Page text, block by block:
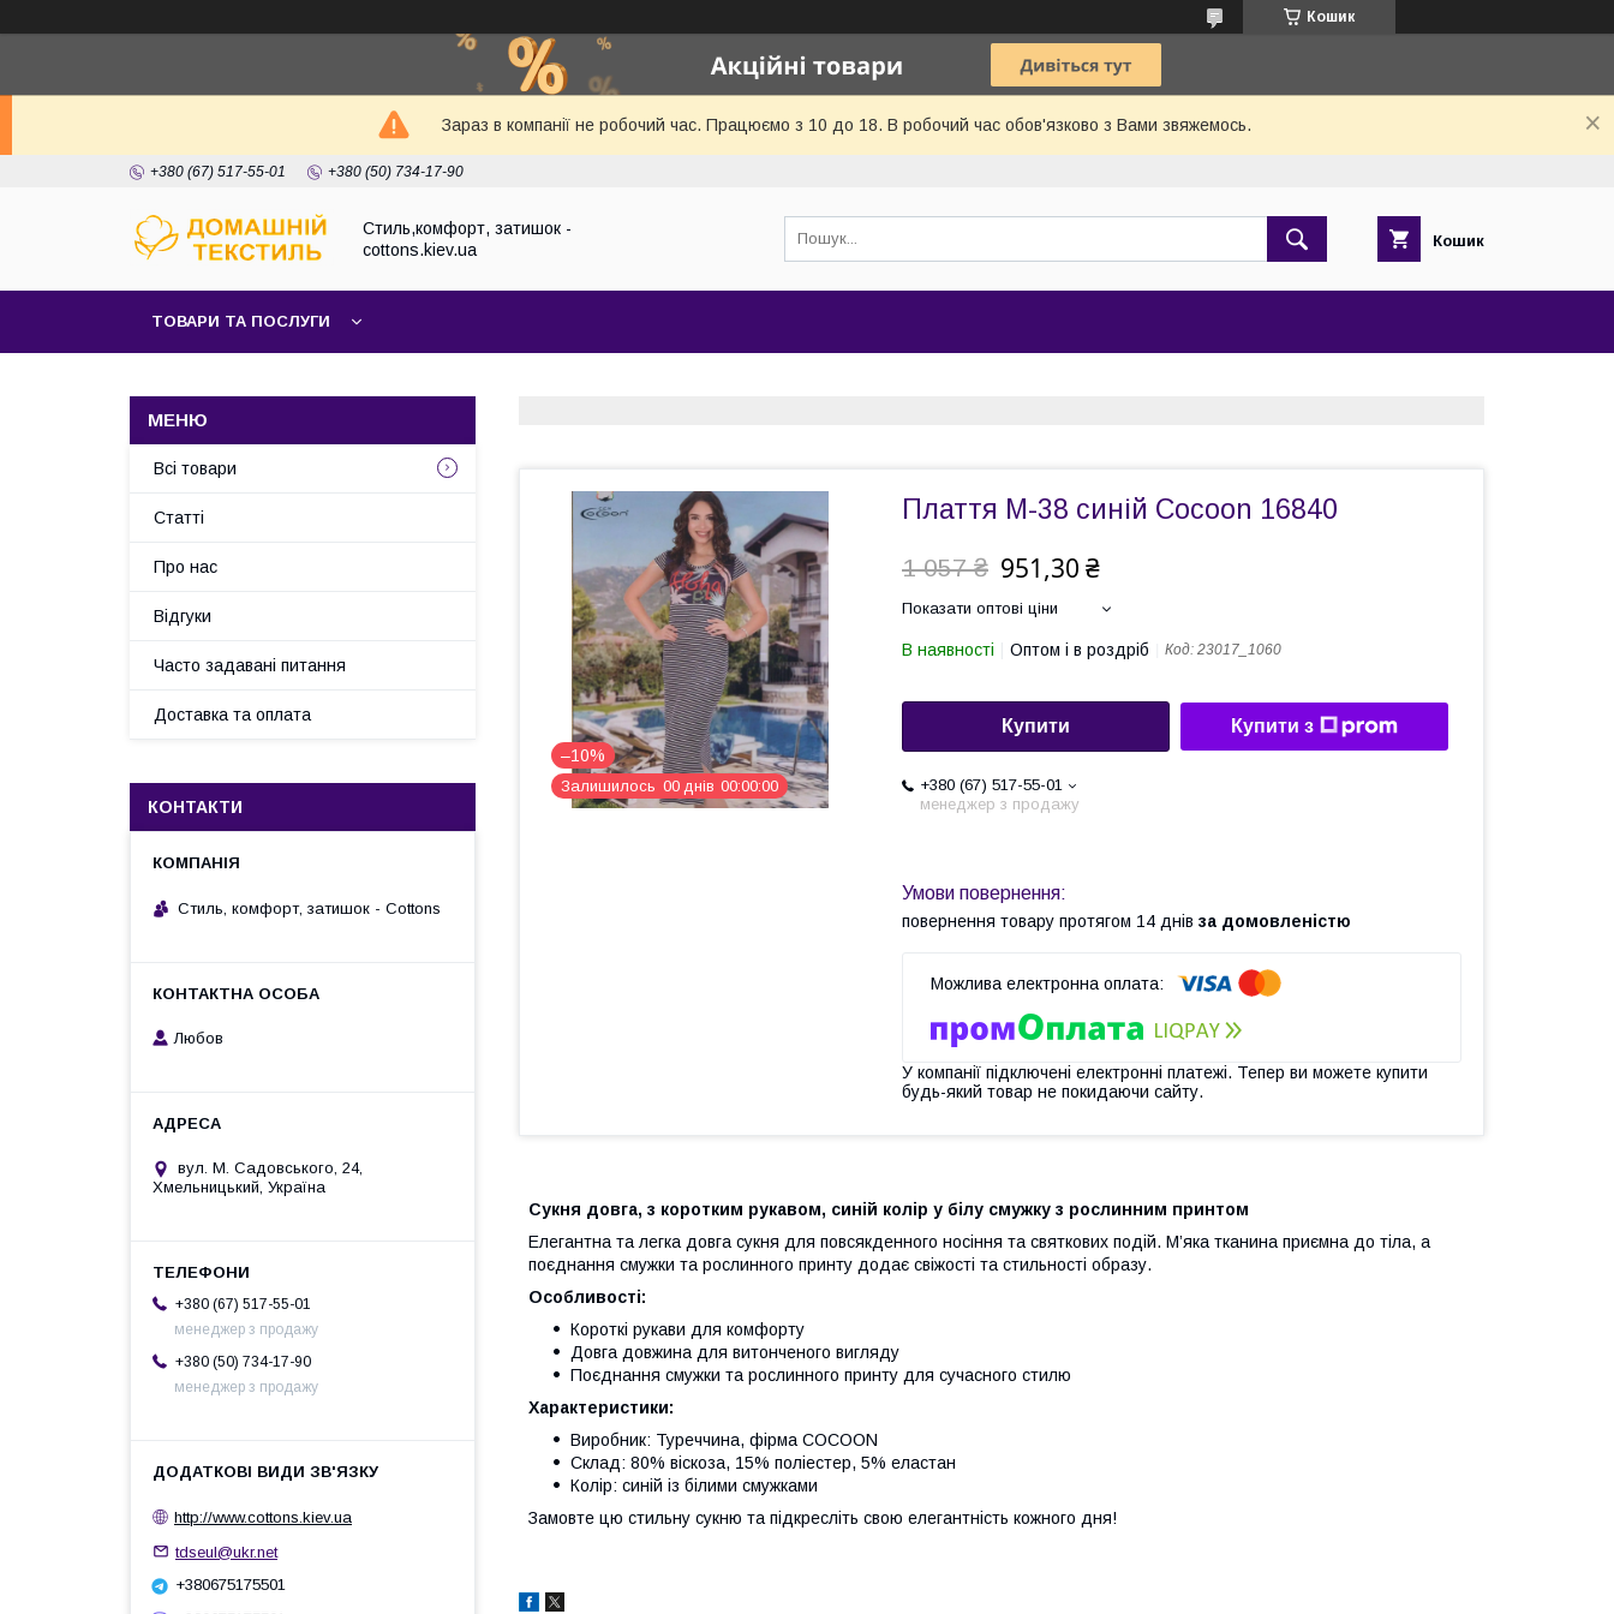
Кошик
Зараз в компанії не робочий час. Працюємо з 10 до 18. В робочий час обов'язково з Вами звяжемось.
+380 (67) 517-55-01 +380 (50) 734-17-90
Стиль,комфорт, затишок -
cottons.kiev.ua
Кошик
ТОВАРИ ТА ПОСЛУГИ
–10%
Залишилось 00 днів 00 00 00
Плаття M-38 синій Cocoon 16840
1 057 ₴ 951,30 ₴
Показати оптові ціни
В наявності Оптом і в роздріб Код: 23017_1060
Купити Купити з
+380 (67) 517-55-01
менеджер з продажу
повернення товару протягом 14 днів за домовленістю
У компанії підключені електронні платежі. Тепер ви можете купити
будь-який товар не покидаючи сайту.
Сукня довга, з коротким рукавом, синій колір у білу смужку з рослинним принтом
Елегантна та легка довга сукня для повсякденного носіння та святкових подій. М’яка тканина приємна до тіла, а
поєднання смужки та рослинного принту додає свіжості та стильності образу.
Особливості:
Короткі рукави для комфорту
Довга довжина для витонченого вигляду
Поєднання смужки та рослинного принту для сучасного стилю
Характеристики:
Виробник: Туреччина, фірма COCOON
Склад: 80% віскоза, 15% поліестер, 5% еластан
Колір: синій із білими смужками
Замовте цю стильну сукню та підкресліть свою елегантність кожного дня!
Всі товари
Статті
Про нас
Відгуки
Часто задавані питання
Доставка та оплата
КОНТАКТИ
Стиль, комфорт, затишок - Cottons
Любов
вул. М. Садовського, 24,
Хмельницький, Україна
+380 (67) 517-55-01
менеджер з продажу
+380 (50) 734-17-90
менеджер з продажу
http://www.cottons.kiev.ua
tdseul@ukr.net
+380675175501